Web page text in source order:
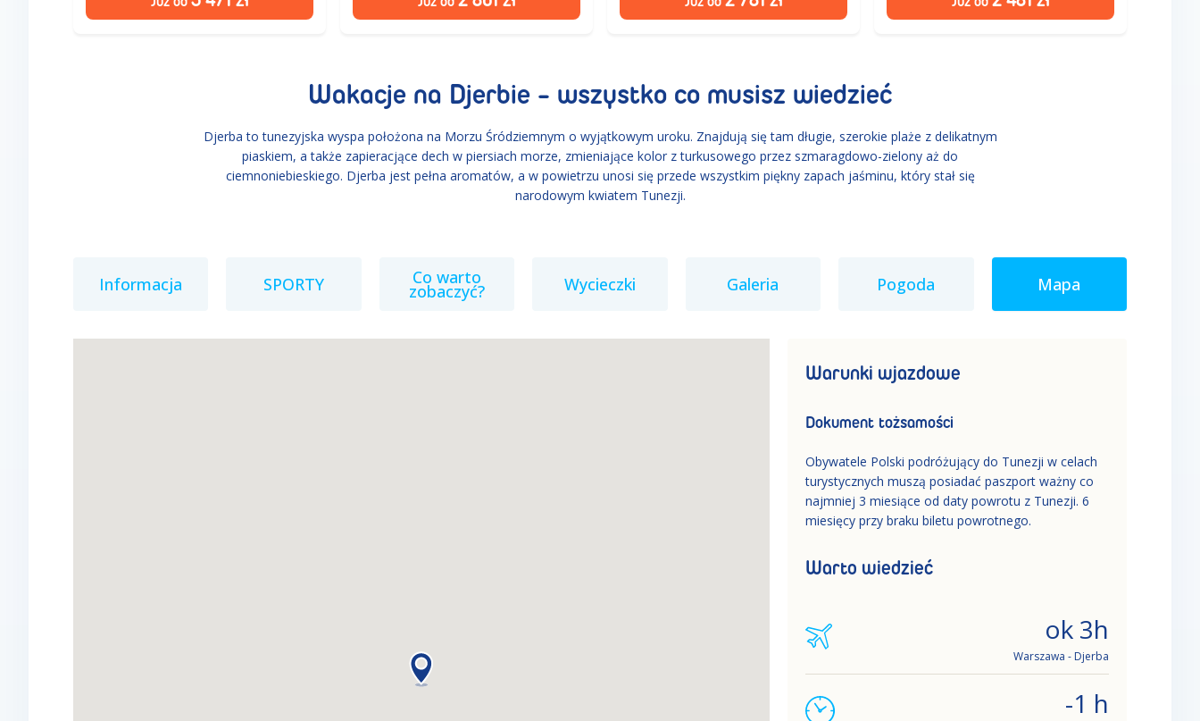
Wakacje na Djerbie - wszystko co musisz wiedzieć
Djerba to tunezyjska wyspa położona na Morzu Śródziemnym o wyjątkowym uroku. Znajdują się tam długie, szerokie plaże z delikatnym
piaskiem, a także zapieracjące dech w piersiach morze, zmieniające kolor z turkusowego przez szmaragdowo-zielony aż do
ciemnoniebieskiego. Djerba jest pełna aromatów, a w powietrzu unosi się przede wszystkim piękny zapach jaśminu, który stał się
narodowym kwiatem Tunezji.
Informacja SPORTY Co warto
zobaczyć? Wycieczki Galeria Pogoda Mapa
Warunki wjazdowe
Dokument tożsamości
Obywatele Polski podróżujący do Tunezji w celach
turystycznych muszą posiadać paszport ważny co
najmniej 3 miesiące od daty powrotu z Tunezji. 6
miesięcy przy braku biletu powrotnego.
Warto wiedzieć
ok 3h
Warszawa - Djerba
-1 h